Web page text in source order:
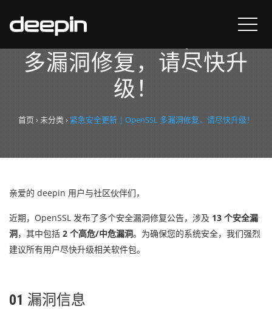
紧急安全更新 | OpenSSL
多漏洞修复，请尽快升
级！
首页›未分类›紧急安全更新 | OpenSSL 多漏洞修复，请尽快升级！
亲爱的 deepin 用户与社区伙伴们，
近期，OpenSSL 发布了多个安全漏洞修复公告，涉及 13 个安全漏
洞，其中包括 2 个高危/中危漏洞。为确保您的系统安全，我们强烈
建议所有用户尽快升级相关软件包。
01 漏洞信息